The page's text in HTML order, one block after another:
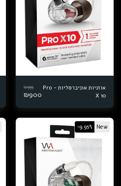
אוזניות אוניברסליות - Pro
X 10
₪999
₪900
New
-9.95%